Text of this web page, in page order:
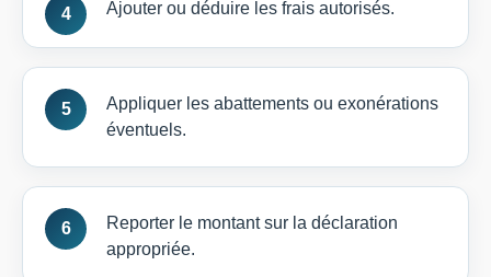
Ajouter ou déduire les frais autorisés.
Appliquer les abattements ou exonérations
éventuels.
Reporter le montant sur la déclaration
appropriée.